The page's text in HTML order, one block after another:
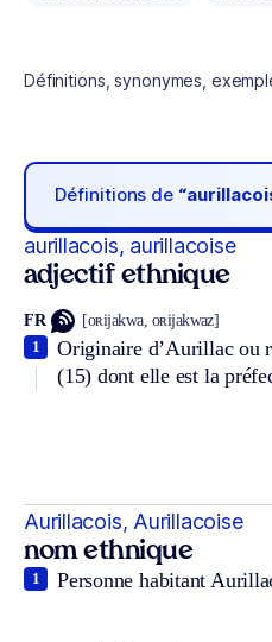
Définitions, synonymes,
Définitions de
aurillacois, aurillacoise
adjectif ethnique
FR [oʀijakwa, oʀijakwaz]
Originaire d’Aurillac ou
(15) dont elle est la
1
Aurillacois, Aurillacoise
nom ethnique
Personne habitant
1